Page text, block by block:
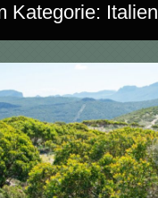
Kategorie: Italien